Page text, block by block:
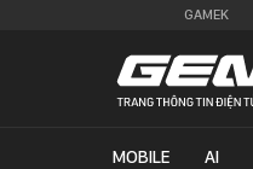
GAMEK
MOBILE AI